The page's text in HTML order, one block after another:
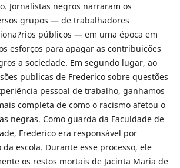
Jornalistas negros narraram os
grupos — de trabalhadores
públicos — em uma época em
esforços para apagar as contribuições
a sociedade. Em segundo lugar, ao
publicas de Frederico sobre questões
pessoal de trabalho, ganhamos
completa de como o racismo afetou o
negras. Como guarda da Faculdade de
Frederico era responsável por
escola. Durante esse processo, ele
os restos mortais de Jacinta Maria de